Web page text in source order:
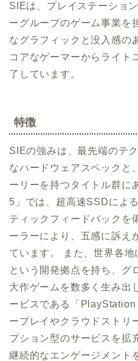
SIEは、プレイステーショ
ーグループのゲーム事業を
なグラフィックと没入感の
コアなゲーマーからライト
了しています。
特徴
SIEの強みは、最先端のテ
なハードウェアスペックと
ーリーを持つタイトル群に
5」では、超高速SSDによ
ティックフィードバックを
ーラーにより、五感に訴え
ています。 また、世界各
という開発拠点を持ち、グ
大作ゲームを数多く生み出
ービスである「
ープレイやクラウドストリ
プション型のサービスを拡
継続的なエンゲージメント